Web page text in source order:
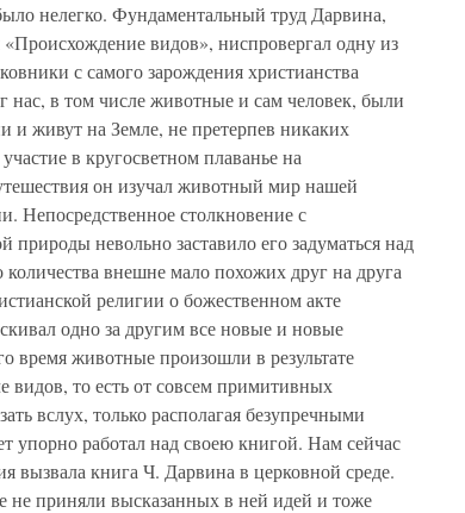
нелегко. Фундаментальный труд Дарвина,
видов», ниспровергал одну из
с самого зарождения христианства
в том числе животные и сам человек, были
и живут на Земле, не претерпев никаких
в кругосветном плаванье на
он изучал животный мир нашей
Непосредственное столкновение с
невольно заставило его задуматься над
внешне мало похожих друг на друга
религии о божественном акте
одно за другим все новые и новые
время животные произошли в результате
то есть от совсем примитивных
вслух, только располагая безупречными
упорно работал над своею книгой. Нам сейчас
вызвала книга Ч. Дарвина в церковной среде.
приняли высказанных в ней идей и тоже